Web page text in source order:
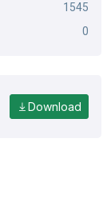
1545
0
Download